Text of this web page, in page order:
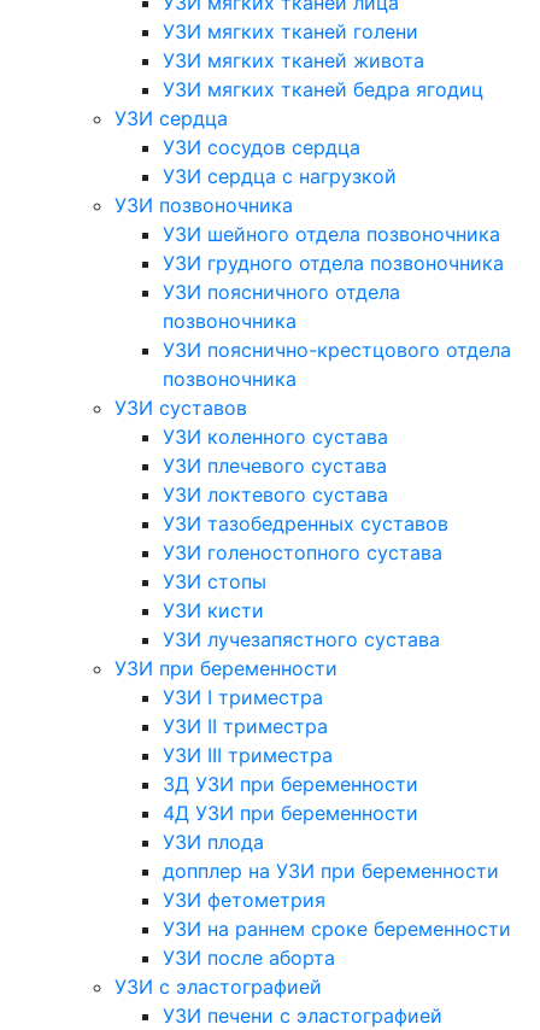
УЗИ мягких тканей голени
УЗИ мягких тканей живота
УЗИ мягких тканей бедра ягодиц
УЗИ сердца
УЗИ сосудов сердца
УЗИ сердца с нагрузкой
УЗИ позвоночника
УЗИ шейного отдела позвоночника
УЗИ грудного отдела позвоночника
УЗИ поясничного отдела
позвоночника
УЗИ пояснично-крестцового отдела
позвоночника
УЗИ суставов
УЗИ коленного сустава
УЗИ плечевого сустава
УЗИ локтевого сустава
УЗИ тазобедренных суставов
УЗИ голеностопного сустава
УЗИ стопы
УЗИ кисти
УЗИ лучезапястного сустава
УЗИ при беременности
УЗИ I триместра
УЗИ II триместра
УЗИ III триместра
3Д УЗИ при беременности
4Д УЗИ при беременности
УЗИ плода
допплер на УЗИ при беременности
УЗИ фетометрия
УЗИ на раннем сроке беременности
УЗИ после аборта
УЗИ с эластографией
УЗИ печени с эластографией